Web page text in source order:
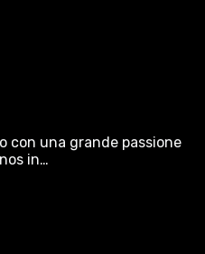
con una grande passione
in…